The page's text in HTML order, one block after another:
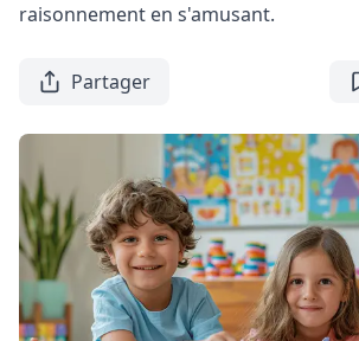
raisonnement en s'amusant.
Partager